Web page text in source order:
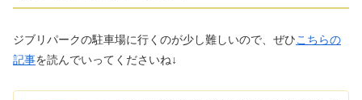
ジブリパークの駐車場に行くのが少し難しいので、ぜひこちらの
記事を読んでいってくださいね↓